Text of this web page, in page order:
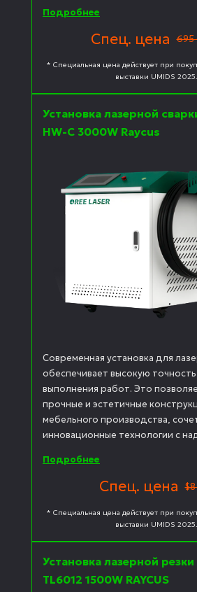
Подробнее
Спец. цена 695
* Специальная цена действует при
выставки UMIDS 2025.
Установка лазерной
HW-C 3000W Raycus
Современная установка для
обеспечивает высокую
выполнения работ. Это
прочные и эстетичные
мебельного производства,
инновационные технологии с
Подробнее
Спец. цена
* Специальная цена действует при
выставки UMIDS 2025.
Установка лазерной резки
TL6012 1500W RAYCUS